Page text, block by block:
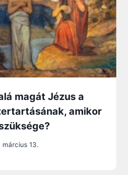
magát Jézus a
amikor
március 13.